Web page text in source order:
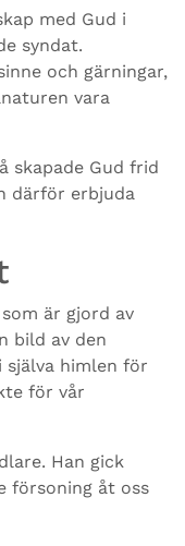
med Gud i
syndat.
och gärningar,
vara
skapade Gud frid
därför erbjuda
är gjord av
bild av den
själva himlen för
för vår
Han gick
försoning åt oss